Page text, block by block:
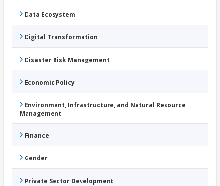
Data Ecosystem
Digital Transformation
Disaster Risk Management
Economic Policy
Environment, Infrastructure, and Natural Resource
Management
Finance
Gender
Private Sector Development